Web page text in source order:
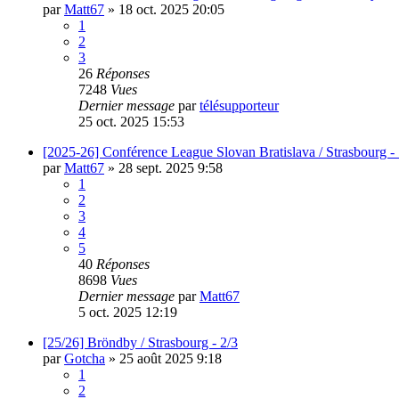
parMatt67 » 18 oct. 2025 20:05
1
2
3
26 Réponses
7248 Vues
Dernier message partélésupporteur
25 oct. 2025 15:53
[2025-26] Conférence League Slovan Bratislava / Strasbourg -
parMatt67 » 28 sept. 2025 9:58
1
2
3
4
5
40 Réponses
8698 Vues
Dernier message parMatt67
5 oct. 2025 12:19
[25/26] Bröndby / Strasbourg - 2/3
parGotcha » 25 août 2025 9:18
1
2